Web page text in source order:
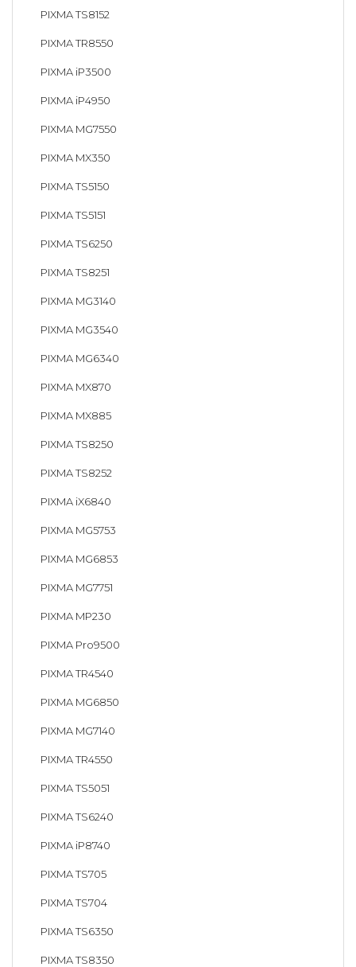
PIXMA TS8152
PIXMA TR8550
PIXMA iP3500
PIXMA iP4950
PIXMA MG7550
PIXMA MX350
PIXMA TS5150
PIXMA TS5151
PIXMA TS6250
PIXMA TS8251
PIXMA MG3140
PIXMA MG3540
PIXMA MG6340
PIXMA MX870
PIXMA MX885
PIXMA TS8250
PIXMA TS8252
PIXMA iX6840
PIXMA MG5753
PIXMA MG6853
PIXMA MG7751
PIXMA MP230
PIXMA Pro9500
PIXMA TR4540
PIXMA MG6850
PIXMA MG7140
PIXMA TR4550
PIXMA TS5051
PIXMA TS6240
PIXMA iP8740
PIXMA TS705
PIXMA TS704
PIXMA TS6350
PIXMA TS8350